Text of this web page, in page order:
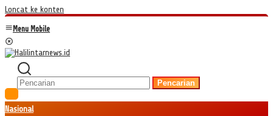
Loncat ke konten
Menu Mobile
Pencarian
Nasional